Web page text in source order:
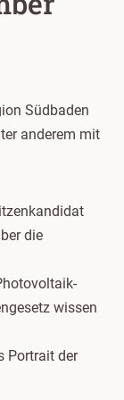
Südbaden
anderem mit
die
wissen
Portrait der